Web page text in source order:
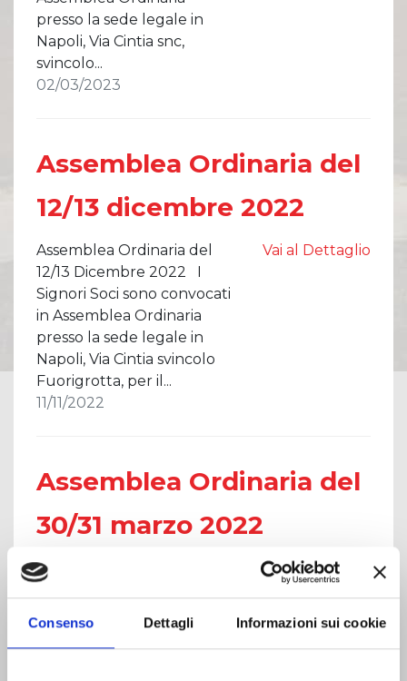
Consenso Dettagli Informazioni sui cookie
presso la sede legale in
Napoli, Via Cintia snc,
svincolo...
02/03/2023
Assemblea Ordinaria del
12/13 dicembre 2022
Assemblea Ordinaria del
12/13 Dicembre 2022 I
Signori Soci sono convocati
in Assemblea Ordinaria
presso la sede legale in
Napoli, Via Cintia svincolo
Fuorigrotta, per il...
11/11/2022
Vai al Dettaglio
Assemblea Ordinaria del
30/31 marzo 2022
Assemblea Ordinaria del
Assemblea Ordinaria
presso la sede legale in
Vai al Dettaglio